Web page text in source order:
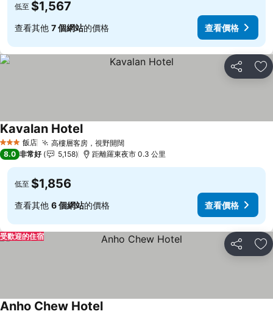
低至 $1,567
查看其他 7 個網站的價格 查看價格
分享 加
3 星級 飯店 高樓層客房，視野開闊
Kavalan Hotel
8.0 非常好 5,158 距離羅東夜市 0.3 公里
低至 $1,856
查看其他 6 個網站的價格 查看價格
分享 加
受歡迎的住宿
Anho Chew Hotel